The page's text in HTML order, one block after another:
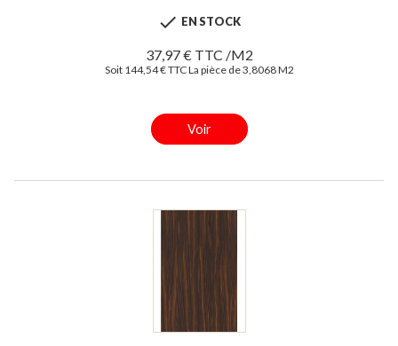
 EN STOCK
37,97 € TTC /M2
Soit 144,54 € TTC La pièce de 3,8068 M2
Voir